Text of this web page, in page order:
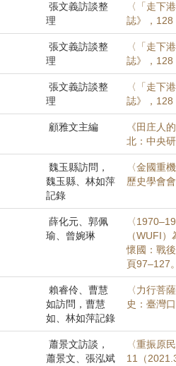
張文義訪談整
理
〈「走下
誌》，128
張文義訪談整
理
〈「走下
誌》，128
張文義訪談整
理
〈「走下
誌》，128
顧雅文主編
《田庄人
北：中央
魏玉縣訪問，
魏玉縣、林如萍
記錄
〈金國重
歷史學會
薛化元、郭佩
瑜、曾婉琳
〈
（WUFI
懷國：戰
頁97–127。
賴睿伶、曹慧
如訪問，曹慧
如、林如萍記錄
〈力行菩
史：臺灣
蕭景文訪談，
蕭景文、張泓斌
〈重振原
11（